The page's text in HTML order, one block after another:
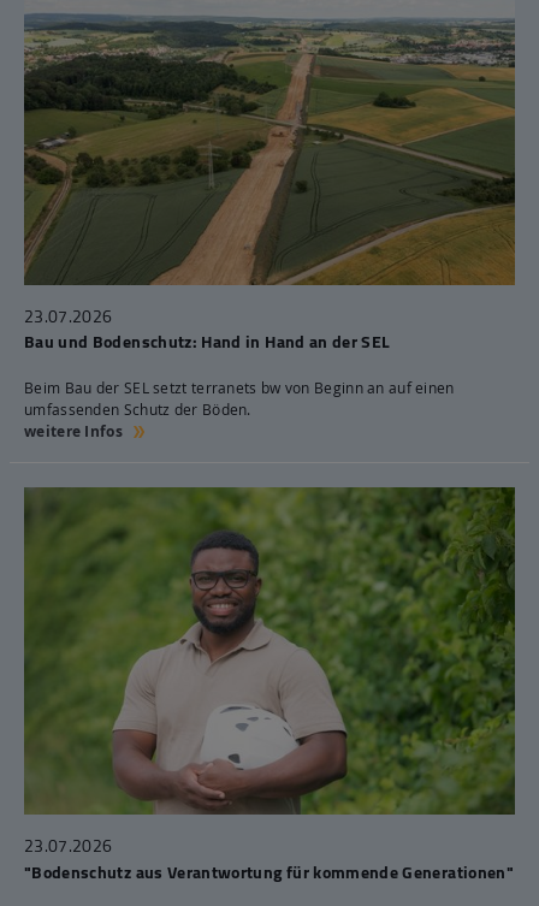
23.07.2026
Bau und Bodenschutz: Hand in Hand an der SEL
Beim Bau der SEL setzt terranets bw von Beginn an auf einen
umfassenden Schutz der Böden.
weitere Infos
23.07.2026
"Bodenschutz aus Verantwortung für kommende Generationen"